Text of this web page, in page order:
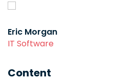
Eric Morgan
IT Software
Content